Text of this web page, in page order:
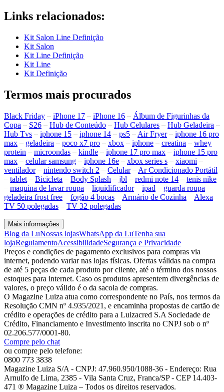
Links relacionados:
Kit Salon Line Definição
Kit Salon
Kit Line Definição
Kit Line
Kit Definição
Termos mais procurados
Black Friday – iPhone 17 – iPhone 16 – Álbum de Figurinhas da
Copa – S26 – Hub de Conteúdo – Hub Celulares – Hub Geladeira –
Hub Tvs – iphone 15 – iphone 14 – ps5 – Air Fryer– iphone 16 pro
max – geladeira – poco x7 pro – xbox – iphone – creatina – whey
protein – microondas – kindle – iphone 17 pro max – iphone 15 pro
max – celular samsung – iphone 16e – xbox series s – xiaomi –
ventilador– nintendo switch 2 – Celular– Ar Condicionado Portátil
– tablet – Bicicleta – Body Splash – jbl – redmi note 14 – tenis nike
– maquina de lavar roupa – liquidificador– ipad – guarda roupa –
geladeira frost free – fogão 4 bocas – Armário de Cozinha – Alexa –
TV 50 polegadas – TV 32 polegadas
Mais informações
Blog da LuNossas lojasWhatsApp da LuTenha sua
lojaRegulamentoAcessibilidadeSegurança e Privacidade
Preços e condições de pagamento exclusivos para compras via
internet, podendo variar nas lojas físicas. Ofertas válidas na compra
de até 5 peças de cada produto por cliente, até o término dos nossos
estoques para internet. Caso os produtos apresentem divergências de
valores, o preço válido é o da sacola de compras.
O Magazine Luiza atua como correspondente no País, nos termos da
Resolução CMN nº 4.935/2021, e encaminha propostas de cartão de
crédito e operações de crédito para a Luizacred S.A Sociedade de
Crédito, Financiamento e Investimento inscrita no CNPJ sob o nº
02.206.577/0001-80.
Compre pelo chat
ou compre pelo telefone:
0800 773 3838
Magazine Luiza S/A - CNPJ: 47.960.950/1088-36 - Endereço: Rua
Arnulfo de Lima, 2385 - Vila Santa Cruz, Franca/SP - CEP 14.403-
471 ® Magazine Luiza – Todos os direitos reservados.